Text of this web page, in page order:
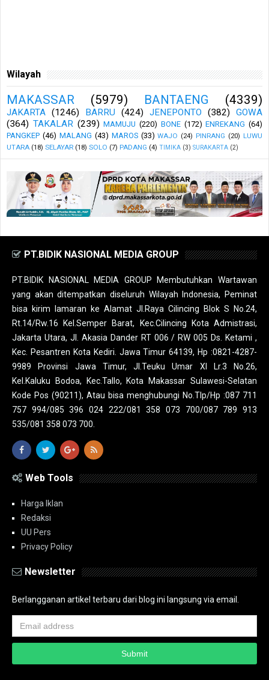
Wilayah
MAKASSAR (5979) BANTAENG (4339)
JAKARTA (1246) BARRU (424) JENEPONTO (382)
GOWA
(364) TAKALAR (239) MAMUJU (220) BONE (172) ENREKANG (64)
PANGKEP (46) MALANG (43) MAROS (33) WAJO (24) PINRANG (20) LUWU
UTARA (18) SELAYAR (18) SOLO (7) PADANG (4) TIMIKA (3) SURAKARTA (2)
PT.BIDIK NASIONAL MEDIA GROUP
PT.BIDIK NASIONAL MEDIA GROUP Membutuhkan Wartawan
yang akan ditempatkan diseluruh Wilayah Indonesia, Peminat
bisa kirim lamaran ke Alamat Jl.Raya Cilincing Blok S No.24,
Rt.14/Rw.16 Kel.Semper Barat, Kec.Cilincing Kota Admistrasi,
Jakarta Utara, Jl. Akasia Dander RT 006 / RW 005 Ds. Ketami ,
Kec. Pesantren Kota Kediri. Jawa Timur 64139, Hp :0821-4287-
9989 Provinsi Jawa Timur, Jl.Teuku Umar XI Lr.3 No.26,
Kel.Kaluku Bodoa, Kec.Tallo, Kota Makassar Sulawesi-Selatan
Kode Pos (90211), Atau bisa menghubungi No.Tlp/Hp :087 711
757 994/085 396 024 222/081 358 073 700/087 789 913
535/081 358 073 700.
Web Tools
Harga Iklan
Redaksi
UU Pers
Privacy Policy
Newsletter
Berlangganan artikel terbaru dari blog ini langsung via email.